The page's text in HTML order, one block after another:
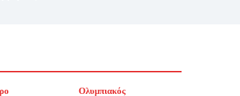
Ολυμπιακός